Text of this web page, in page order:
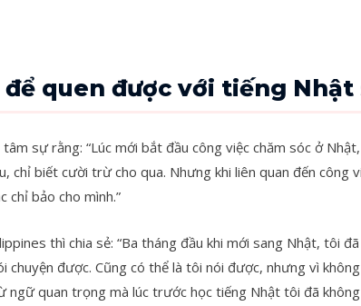
quen được với tiếng
sự rằng: “Lúc mới bắt đầu công việc chăm sóc ở
chỉ biết cười trừ cho qua. Nhưng khi liên quan đến
chỉ bảo cho mình.”
thì chia sẻ: “Ba tháng đầu khi mới sang Nhật, tôi
chuyện được. Cũng có thể là tôi nói được, nhưng vì
ngữ quan trọng mà lúc trước học tiếng Nhật tôi đã không